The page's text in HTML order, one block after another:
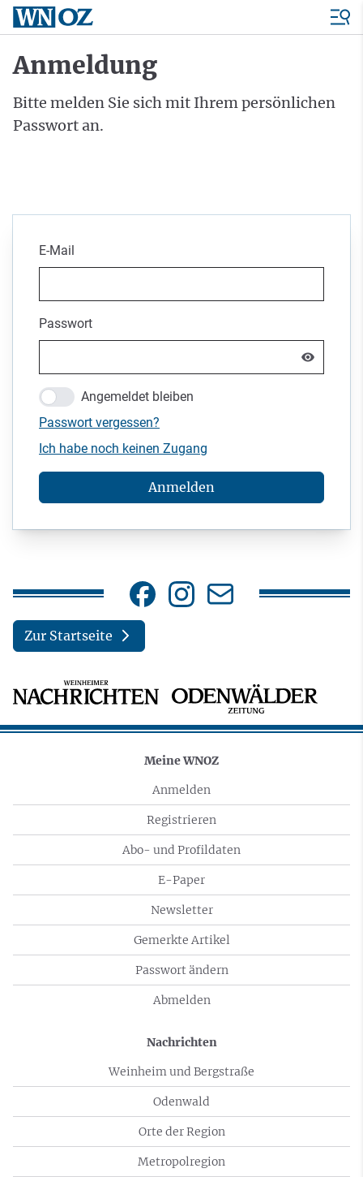
Anmeldung
Bitte melden Sie sich mit Ihrem persönlichen
Passwort an.
E-Mail
Passwort
Angemeldet bleiben
Passwort vergessen?
Ich habe noch keinen Zugang
Anmelden
Zur Startseite
Meine WNOZ
Anmelden
Registrieren
Abo- und Profildaten
E-Paper
Newsletter
Gemerkte Artikel
Passwort ändern
Abmelden
Nachrichten
Weinheim und Bergstraße
Odenwald
Orte der Region
Metropolregion